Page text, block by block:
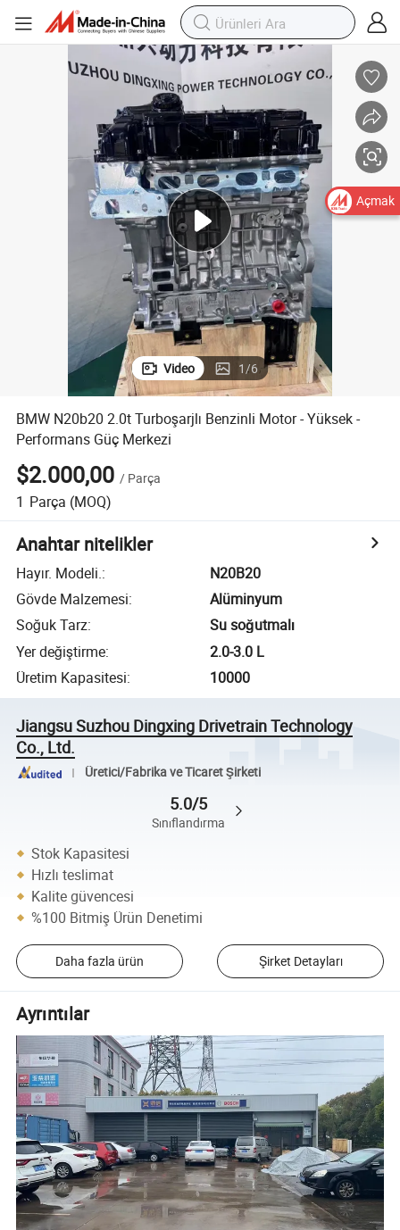
Video 1/6
BMW N20b20 2.0t Turboşarjlı Benzinli Motor - Yüksek -
Performans Güç Merkezi
$2.000,00 / Parça
1 Parça (MOQ)
Anahtar nitelikler
Hayır. Modeli.:
N20B20
Gövde Malzemesi:
Alüminyum
Soğuk Tarz:
Su soğutmalı
Yer değiştirme:
2.0-3.0 L
Üretim Kapasitesi: 10000
Jiangsu Suzhou Dingxing Drivetrain Technology
Co., Ltd.
Üretici/Fabrika ve Ticaret Şirketi
5.0/5
Sınıflandırma
Stok Kapasitesi
Hızlı teslimat
Kalite güvencesi
%100 Bitmiş Ürün Denetimi
Daha fazla ürün Şirket Detayları
Ayrıntılar
Açmak